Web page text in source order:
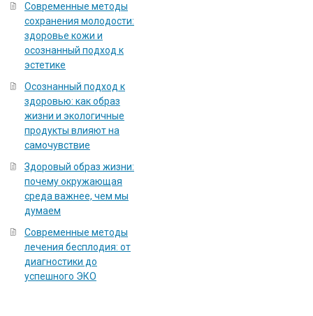
Современные методы
сохранения молодости:
здоровье кожи и
осознанный подход к
эстетике
Осознанный подход к
здоровью: как образ
жизни и экологичные
продукты влияют на
самочувствие
Здоровый образ жизни:
почему окружающая
среда важнее, чем мы
думаем
Современные методы
лечения бесплодия: от
диагностики до
успешного ЭКО